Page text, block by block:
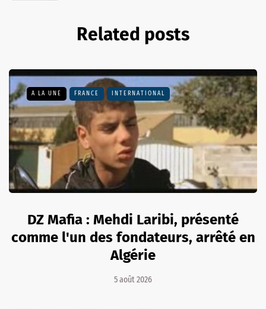
Related posts
A LA UNE FRANCE INTERNATIONAL
DZ Mafia : Mehdi Laribi, présenté
comme l'un des fondateurs, arrêté en
Algérie
5 août 2026